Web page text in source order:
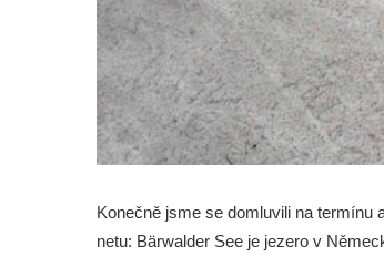
Konečně jsme se domluvili na termínu
netu: Bärwalder See je jezero v